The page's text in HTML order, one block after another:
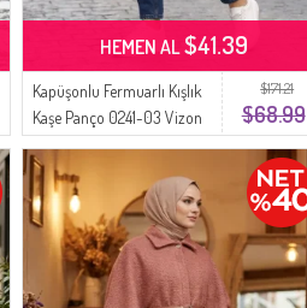
$171.21
$68.99
Kapüşonlu Fermuarlı Kışlık
Kaşe Panço 0241-03 Vizon
HEMEN AL$41.39